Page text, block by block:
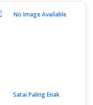
Satai Paling Enak